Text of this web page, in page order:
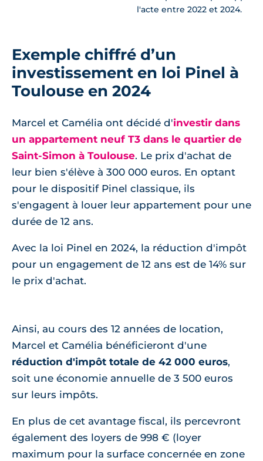
l'acte entre 2022 et 2024.
Exemple chiffré d’un
investissement en loi Pinel à
Toulouse en 2024
Marcel et Camélia ont décidé d'investir dans
un appartement neuf T3 dans le quartier de
Saint-Simon à Toulouse. Le prix d'achat de
leur bien s'élève à 300 000 euros. En optant
pour le dispositif Pinel classique, ils
s'engagent à louer leur appartement pour une
durée de 12 ans.
Avec la loi Pinel en 2024, la réduction d'impôt
pour un engagement de 12 ans est de 14% sur
le prix d'achat.
Ainsi, au cours des 12 années de location,
Marcel et Camélia bénéficieront d'une
réduction d'impôt totale de 42 000 euros,
soit une économie annuelle de 3 500 euros
sur leurs impôts.
En plus de cet avantage fiscal, ils percevront
également des loyers de 998 € (loyer
maximum pour la surface concernée en zone